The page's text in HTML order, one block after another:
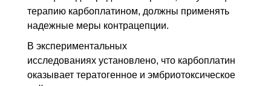
терапию карбоплатином, должны применять
надежные меры контрацепции.
В экспериментальных
исследованиях установлено, что карбоплатин
оказывает тератогенное и эмбриотоксическое